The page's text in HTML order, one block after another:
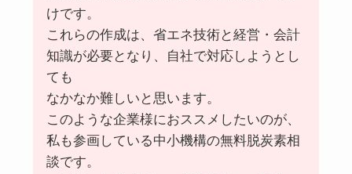
けです。
これらの作成は、省エネ技術と経営・会計
知識が必要となり、自社で対応しようとし
ても
なかなか難しいと思います。
このような企業様におススメしたいのが、
私も参画している中小機構の無料脱炭素相
談です。